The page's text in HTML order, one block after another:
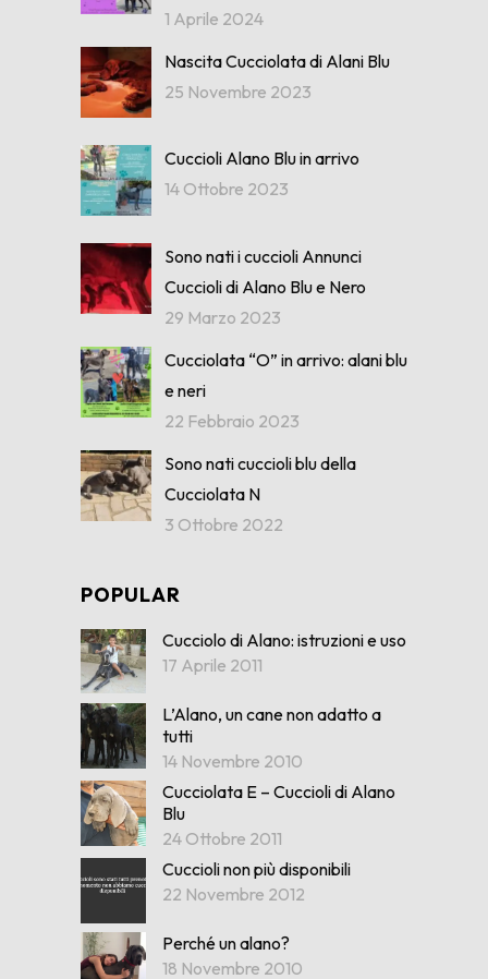
1 Aprile 2024
Nascita Cucciolata di Alani Blu
25 Novembre 2023
Cuccioli Alano Blu in arrivo
14 Ottobre 2023
Sono nati i cuccioli Annunci
Cuccioli di Alano Blu e Nero
29 Marzo 2023
Cucciolata “O” in arrivo: alani blu
e neri
22 Febbraio 2023
Sono nati cuccioli blu della
Cucciolata N
3 Ottobre 2022
POPULAR
Cucciolo di Alano: istruzioni e uso
17 Aprile 2011
L’Alano, un cane non adatto a
tutti
14 Novembre 2010
Cucciolata E – Cuccioli di Alano
Blu
24 Ottobre 2011
Cuccioli non più disponibili
22 Novembre 2012
Perché un alano?
18 Novembre 2010